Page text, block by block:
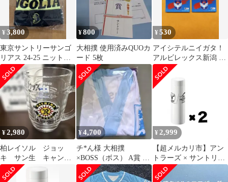
¥3,800
東京サントリーサンゴ
リアス 24-25 ニットキ
ャップ
¥800
大相撲 使用済みQUOカ
ード 5枚
¥530
アイシテルニイガタ！
アルビレックス新潟 ホ
ロステッカー2枚組（ロ
ーソンVer.）
¥2,980
柏レイソル ジョッ
キ サン生 キャンペ
ーン
¥4,700
チ*ん様 大相撲
×BOSS（ボス） A賞 浴
衣風Tシャツ 安青錦
¥ 2,999
【超メルカリ市】アン
トラーズ × サントリー
オリジナル サーモボト
ル 2本